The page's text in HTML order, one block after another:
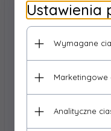
Ustawienia
Wymagane
Marketingowe
Analityczne